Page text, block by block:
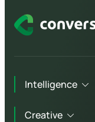
Intelligence
Creative